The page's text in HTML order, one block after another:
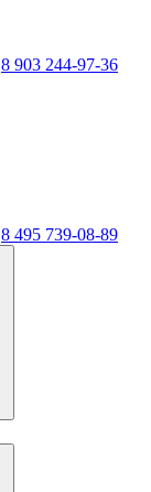
8 903 244-97-36
8 495 739-08-89